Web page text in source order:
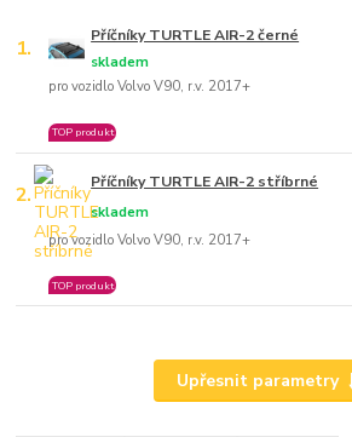
1. Příčníky TURTLE AIR-2 černé
pro vozidlo Volvo V90, r.v. 2017+
skladem
TOP produkt
2. Příčníky TURTLE AIR-2 stříbrné
pro vozidlo Volvo V90, r.v. 2017+
skladem
TOP produkt
Upřesnit parametry